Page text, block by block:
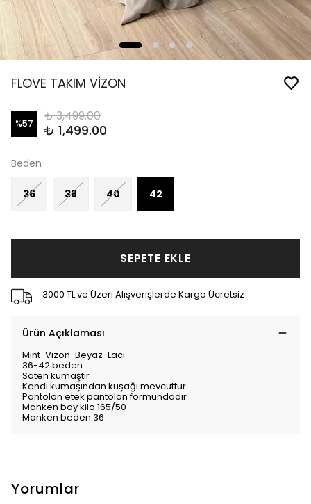
FLOVE TAKIM VİZON
%57 ₺ 3,499.00
₺ 1,499.00
Beden
36 38 40 42
SEPETE EKLE
3000 TL ve Üzeri Alışverişlerde Kargo Ücretsiz
Ürün Açıklaması
Mint-Vizon-Beyaz-Laci
36-42 beden
Saten kumaştır
Kendi kumaşından kuşağı mevcuttur
Pantolon etek pantolon formundadır
Manken boy kilo:165/50
Manken beden:36
Yorumlar